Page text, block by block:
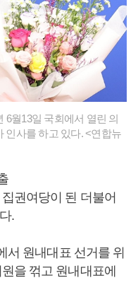
6월13일 국회에서 열린 의
인사를 하고 있다. <연합뉴
권여당이 된 더불어
.
서 원내대표 선거를 위
을 꺾고 원내대표에